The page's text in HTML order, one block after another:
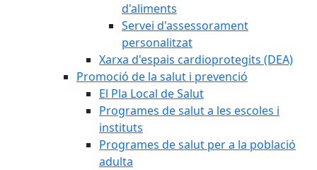
d'aliments
Servei d'assessorament
personalitzat
Xarxa d'espais cardioprotegits (DEA)
Promoció de la salut i prevenció
El Pla Local de Salut
Programes de salut a les escoles i
instituts
Programes de salut per a la població
adulta